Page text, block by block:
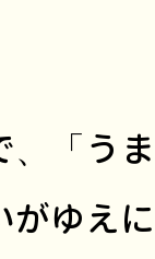
「う
がゆえ